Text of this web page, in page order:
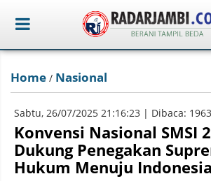
Home / Nasional
Sabtu, 26/07/2025 21:16:23 | Dibaca:
Konvensi Nasional SMSI
Dukung Penegakan
Hukum Menuju